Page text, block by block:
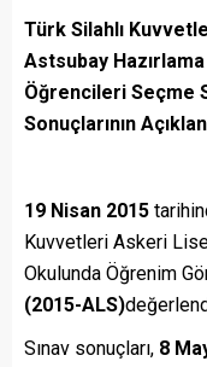
Türk Silahlı
Astsubay
Öğrencileri Seçme
Sonuçlarının
19 Nisan 2015
Kuvvetleri Askeri
Okulunda Öğrenim
(2015-ALS)
Sınav sonuçları, 8